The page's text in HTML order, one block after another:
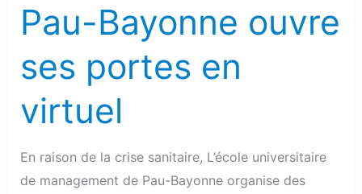
Pau-Bayonne ouvre
ses portes en
virtuel
En raison de la crise sanitaire, L’école universitaire
de management de Pau-Bayonne organise des